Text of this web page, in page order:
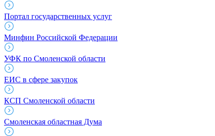
Портал государственных услуг
Минфин Российской Федерации
УФК по Смоленской области
ЕИС в сфере закупок
КСП Смоленской области
Смоленская областная Дума